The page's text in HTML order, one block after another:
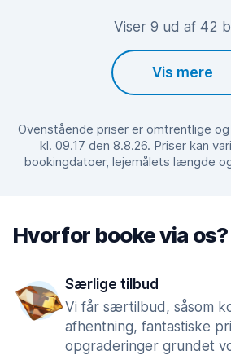
Viser 9 ud af 42
Vis mere
Ovenstående priser er omtrentlige
kl. 09.17 den 8.8.26. Priser kan
bookingdatoer, lejemålets længde
Hvorfor booke via os?
Særlige tilbud
Vi får særtilbud, såsom
afhentning, fantastiske
opgraderinger grundet